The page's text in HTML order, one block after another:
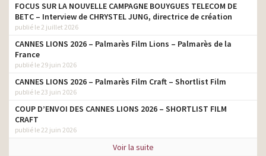
FOCUS SUR LA NOUVELLE CAMPAGNE BOUYGUES TELECOM DE
BETC – Interview de CHRYSTEL JUNG, directrice de création
publié le 2 juillet 2026
CANNES LIONS 2026 – Palmarès Film Lions – Palmarès de la
France
publié le 29 juin 2026
CANNES LIONS 2026 – Palmarès Film Craft – Shortlist Film
publié le 23 juin 2026
COUP D’ENVOI DES CANNES LIONS 2026 – SHORTLIST FILM
CRAFT
publié le 22 juin 2026
Voir la suite